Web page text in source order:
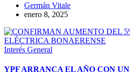
Germán Vitale
enero 8, 2025
Interés General
YPF ARRANCA EL AÑO CON